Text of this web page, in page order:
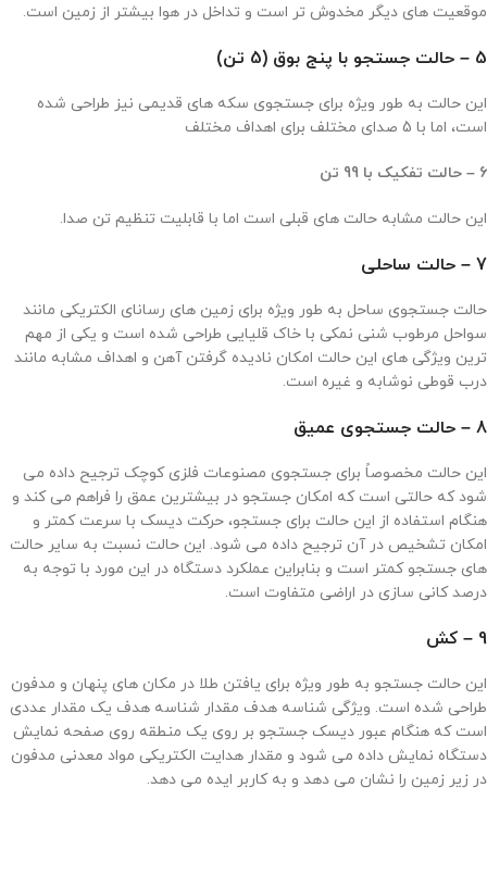
موقعیت های دیگر مخدوش تر است و تداخل در هوا بیشتر از زمین است.
5 – حالت جستجو با پنج بوق (5 تن)
این حالت به طور ویژه برای جستجوی سکه های قدیمی نیز طراحی شده
است، اما با 5 صدای مختلف برای اهداف مختلف
6 – حالت تفکیک با 99 تن
این حالت مشابه حالت های قبلی است اما با قابلیت تنظیم تن صدا.
7 – حالت ساحلی
حالت جستجوی ساحل به طور ویژه برای زمین های رسانای الکتریکی مانند
سواحل مرطوب شنی نمکی با خاک قلیایی طراحی شده است و یکی از مهم
ترین ویژگی های این حالت امکان نادیده گرفتن آهن و اهداف مشابه مانند
درب قوطی نوشابه و غیره است.
8 – حالت جستجوی عمیق
این حالت مخصوصاً برای جستجوی مصنوعات فلزی کوچک ترجیح داده می
شود که حالتی است که امکان جستجو در بیشترین عمق را فراهم می کند و
هنگام استفاده از این حالت برای جستجو، حرکت دیسک با سرعت کمتر و
امکان تشخیص در آن ترجیح داده می شود. این حالت نسبت به سایر حالت
های جستجو کمتر است و بنابراین عملکرد دستگاه در این مورد با توجه به
درصد کانی سازی در اراضی متفاوت است.
9 – کش
این حالت جستجو به طور ویژه برای یافتن طلا در مکان های پنهان و مدفون
طراحی شده است. ویژگی شناسه هدف مقدار شناسه هدف یک مقدار عددی
است که هنگام عبور دیسک جستجو بر روی یک منطقه روی صفحه نمایش
دستگاه نمایش داده می شود و مقدار هدایت الکتریکی مواد معدنی مدفون
در زیر زمین را نشان می دهد و به کاربر ایده می دهد.